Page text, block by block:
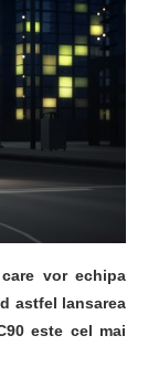
vor echipa
astfel lansarea
este cel mai